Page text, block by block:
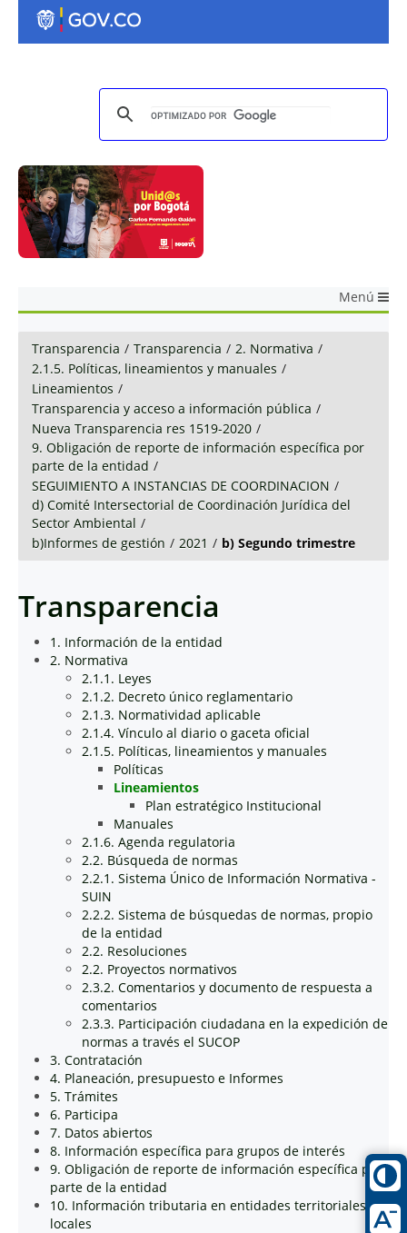
Menú
Transparencia / Transparencia / 2. Normativa /
2.1.5. Políticas, lineamientos y manuales /
Lineamientos /
Transparencia y acceso a información pública /
Nueva Transparencia res 1519-2020 /
9. Obligación de reporte de información específica por
parte de la entidad /
SEGUIMIENTO A INSTANCIAS DE COORDINACION /
d) Comité Intersectorial de Coordinación Jurídica del
Sector Ambiental /
b)Informes de gestión / 2021 / b) Segundo trimestre
Transparencia
1. Información de la entidad
2. Normativa
2.1.1. Leyes
2.1.2. Decreto único reglamentario
2.1.3. Normatividad aplicable
2.1.4. Vínculo al diario o gaceta oficial
2.1.5. Políticas, lineamientos y manuales
Políticas
Lineamientos
Plan estratégico Institucional
Manuales
2.1.6. Agenda regulatoria
2.2. Búsqueda de normas
2.2.1. Sistema Único de Información Normativa -
SUIN
2.2.2. Sistema de búsquedas de normas, propio
de la entidad
2.2. Resoluciones
2.2. Proyectos normativos
2.3.2. Comentarios y documento de respuesta a
comentarios
2.3.3. Participación ciudadana en la expedición de
normas a través el SUCOP
3. Contratación
4. Planeación, presupuesto e Informes
5. Trámites
6. Participa
7. Datos abiertos
8. Información específica para grupos de interés
9. Obligación de reporte de información específica por
parte de la entidad
10. Información tributaria en entidades territoriales
locales